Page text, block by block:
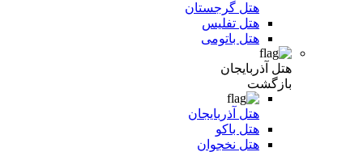
هتل گرجستان
هتل تفلیس
هتل باتومی
هتل آذربایجان
بازگشت
هتل آذربایجان
هتل باکو
هتل نخجوان